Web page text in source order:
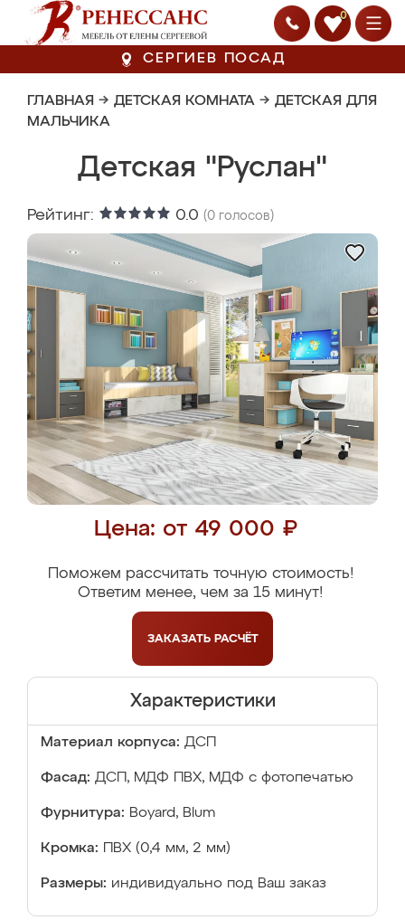
0
СЕРГИЕВ ПОСАД
ГЛАВНАЯ → ДЕТСКАЯ КОМНАТА → ДЕТСКАЯ ДЛЯ
МАЛЬЧИКА
Детская "Руслан"
Рейтинг: 0.0 (0 голосов)
Цена: от 49 000 ₽
Поможем рассчитать точную стоимость!
Ответим менее, чем за 15 минут!
ЗАКАЗАТЬ РАСЧЁТ
Характеристики
Материал корпуса: ДСП
Фасад: ДСП, МДФ ПВХ, МДФ с фотопечатью
Фурнитура: Boyard, Blum
Кромка: ПВХ (0,4 мм, 2 мм)
Размеры: индивидуально под Ваш заказ